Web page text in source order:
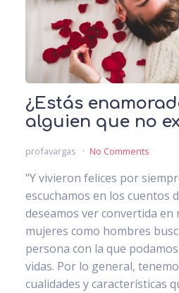
¿Estás
alguien que no
profavargas No Comments
"Y vivieron felices por
escuchamos en los cuentos
deseamos ver convertida en
mujeres como hombres
persona con la que
vidas. Por lo general,
cualidades y características